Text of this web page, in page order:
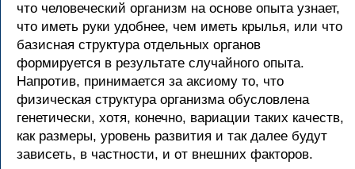
что человеческий организм на основе опыта узнает,
что иметь руки удобнее, чем иметь крылья, или что
базисная структура отдельных органов
формируется в результате случайного опыта.
Напротив, принимается за аксиому то, что
физическая структура организма обусловлена
генетически, хотя, конечно, вариации таких качеств,
как размеры, уровень развития и так далее будут
зависеть, в частности, и от внешних факторов.